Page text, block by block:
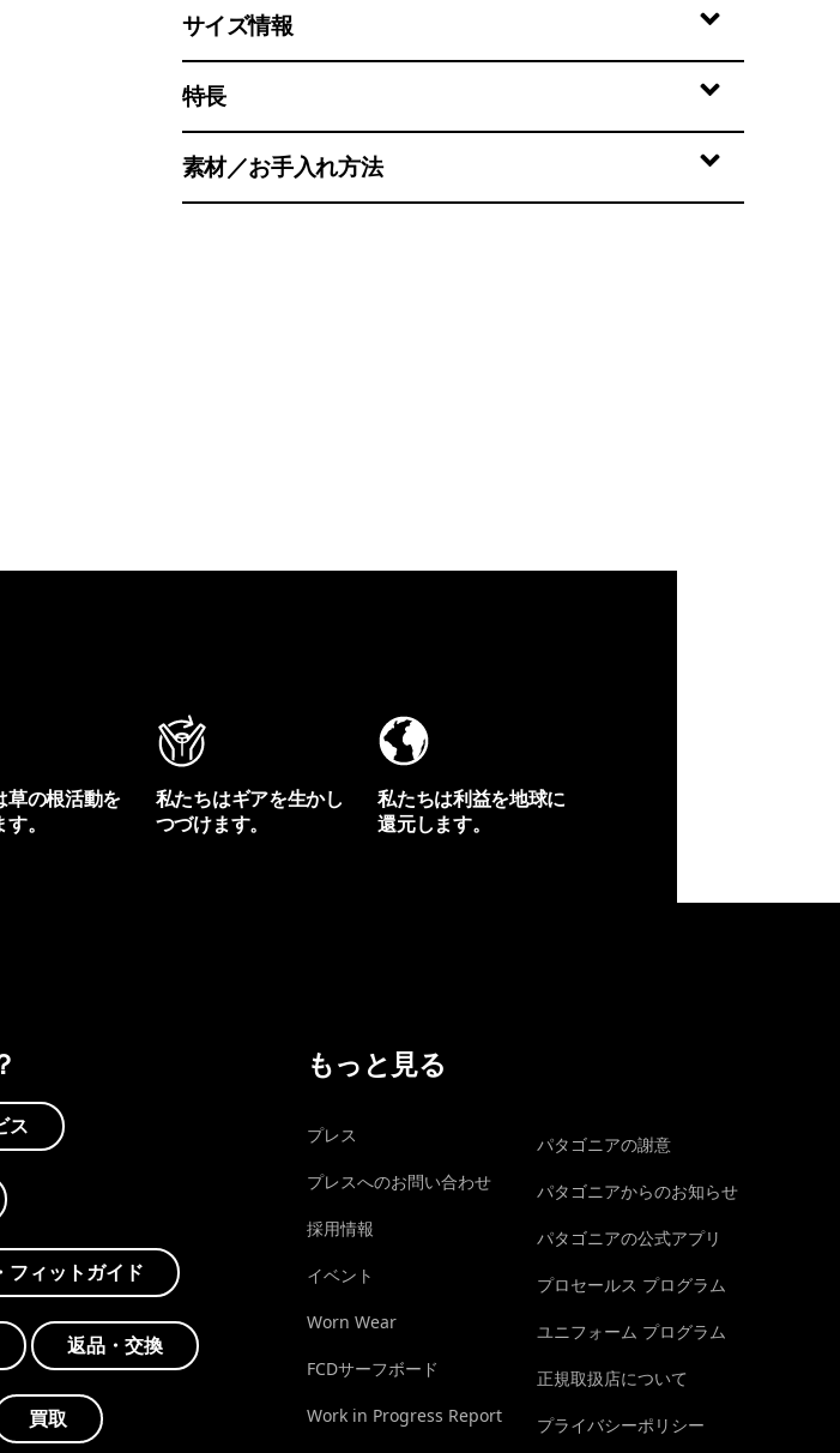
サイズ情報
特長
素材／お手入れ方法
草の根活動を
。
私たちはギアを生かし
つづけます。
私たちは利益を地球に
還元します。
ス
フィットガイド
返品・交換
買取
もっと見る
プレス
プレスへのお問い合わせ
採用情報
イベント
Worn Wear
FCDサーフボード
Work in Progress Report
パタゴニアの謝意
パタゴニアからのお知らせ
パタゴニアの公式アプリ
プロセールス プログラム
ユニフォーム プログラム
正規取扱店について
プライバシーポリシー